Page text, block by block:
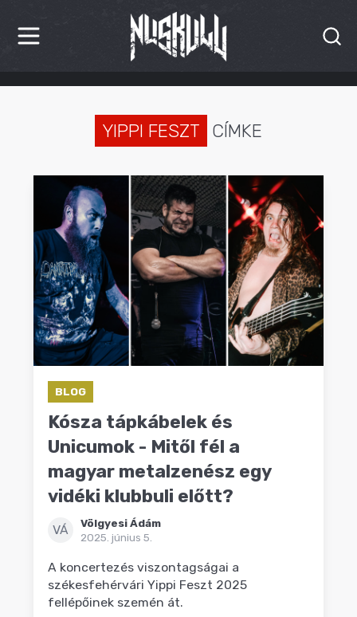
HÍREK
INTERJÚK
PREMIEREK
KULT
MÁSVILÁG
BLOG
YIPPI FESZT CÍMKE
BLOG
Kósza tápkábelek és
Unicumok - Mitől fél a
magyar metalzenész egy
vidéki klubbuli előtt?
VÁ
Völgyesi Ádám
2025. június 5.
A koncertezés viszontagságai a
székesfehérvári Yippi Feszt 2025
fellépőinek szemén át.